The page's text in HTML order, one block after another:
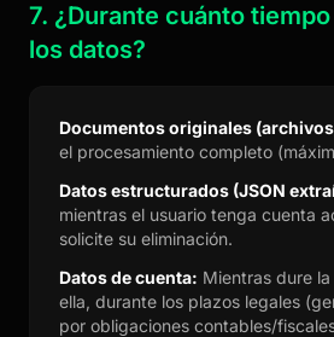
7. ¿Durante cuánto
los datos?
Documentos originales
el procesamiento completo
Datos estructurados (JSON
mientras el usuario tenga cuenta
solicite su eliminación.
Datos de cuenta: Mientras dure
ella, durante los plazos legales
por obligaciones contables/